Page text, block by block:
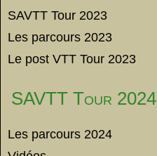
SAVTT Tour 2023
Les parcours 2023
Le post VTT Tour 2023
SAVTT Tour 2024
Les parcours 2024